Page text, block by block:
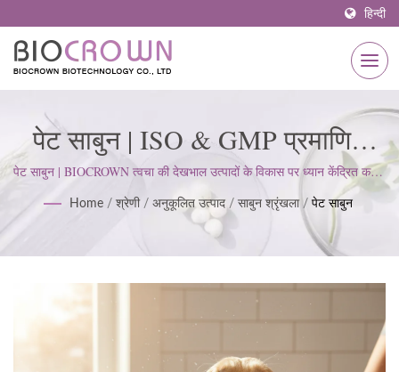
हिन्दी
पेट साबुन | ISO & GMP प्रमाणित
स्किनकेयर निर्माता 1977 से |
BIOCROWN
पेट साबुन | BIOCROWN त्वचा की देखभाल उत्पादों के विकास पर ध्यान केंद्रित करता
है। हम ISO22716 और गुड मैन्युफैक्चरिंग प्रैक्टिसेज (GMP) मानकों का पालन करते
हैं; ग्राहक की अपेक्षाओं को पूरा करने के लिए एक सख्त दृष्टिकोण बनाए रखते हैं।
Home / श्रेणी / अनुकूलित उत्पाद / साबुन श्रृंखला / पेट साबुन